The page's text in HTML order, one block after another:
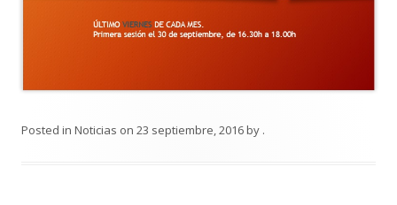
Posted in Noticias on 23 septiembre, 2016by .